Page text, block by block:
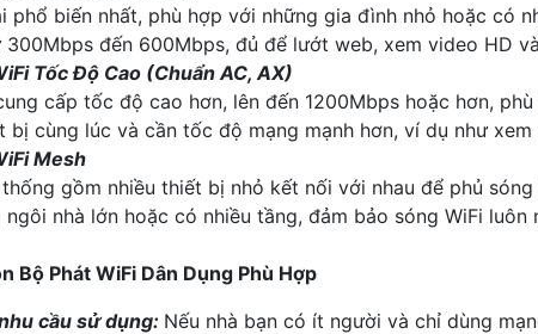
phổ biến nhất, phù hợp với những gia đình nhỏ hoặc có
đến 600Mbps, đủ để lướt web, xem video HD
Tốc Độ Cao (Chuẩn AC, AX)
cấp tốc độ cao hơn, lên đến 1200Mbps hoặc hơn,
bị cùng lúc và cần tốc độ mạng mạnh hơn, ví dụ như
Mesh
gồm nhiều thiết bị nhỏ kết nối với nhau để phủ
nhà lớn hoặc có nhiều tầng, đảm bảo sóng WiFi
Bộ Phát WiFi Dân Dụng Phù Hợp
cầu sử dụng: Nếu nhà bạn có ít người và chỉ dùng